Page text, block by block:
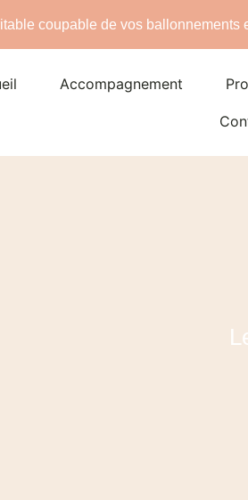
coupable de vos ballonnements
Accompagnement